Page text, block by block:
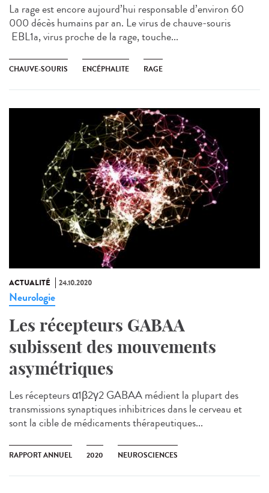
La rage est encore aujourd’hui responsable d’environ 60
000 décès humains par an. Le virus de chauve-souris
EBL1a, virus proche de la rage, touche...
CHAUVE-SOURIS ENCÉPHALITE RAGE
ACTUALITÉ 24.10.2020
Neurologie
Les récepteurs GABAA
subissent des mouvements
asymétriques
Les récepteurs α1β2γ2 GABAA médient la plupart des
transmissions synaptiques inhibitrices dans le cerveau et
sont la cible de médicaments thérapeutiques...
RAPPORT ANNUEL 2020 NEUROSCIENCES